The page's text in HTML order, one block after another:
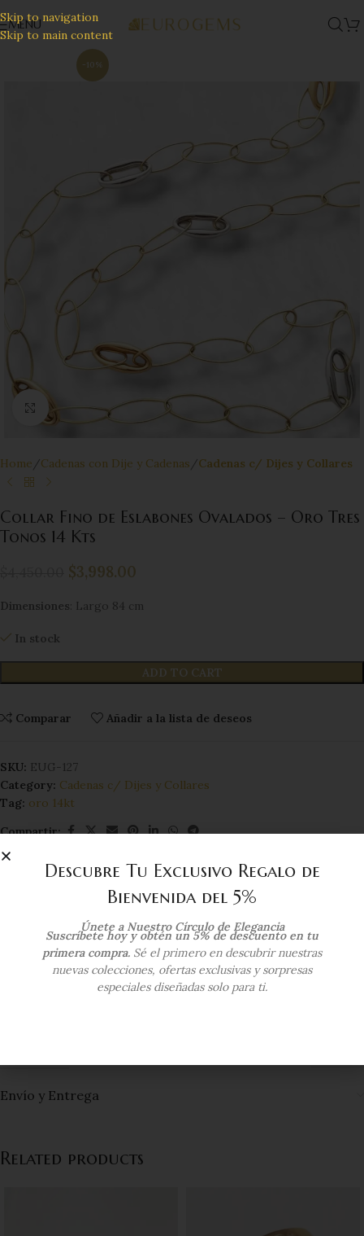
Skip to navigation
Skip to main content
MENU
-10%
Click to enlarge
Home Cadenas con Dije y Cadenas Cadenas c/ Dijes y Collares
Collar Fino de Eslabones Ovalados – Oro Tres
Tonos 14 Kts
$3,998.00
Dimensiones: Largo 84 cm
In stock
ADD TO CART
Comparar Añadir a la lista de deseos
SKU: EUG-127
Category: Cadenas c/ Dijes y Collares
Tag: oro 14kt
Compartir:
Additional information
COLOR DEL ORO Oro Tres Tonos
Envío y Entrega
Related products
Descubre Tu Exclusivo Regalo de
Bienvenida del 5%
Únete a Nuestro Círculo de Elegancia
Suscríbete hoy y obtén un 5% de descuento en tu
primera compra. Sé el primero en descubrir nuestras
nuevas colecciones, ofertas exclusivas y sorpresas
especiales diseñadas solo para ti.